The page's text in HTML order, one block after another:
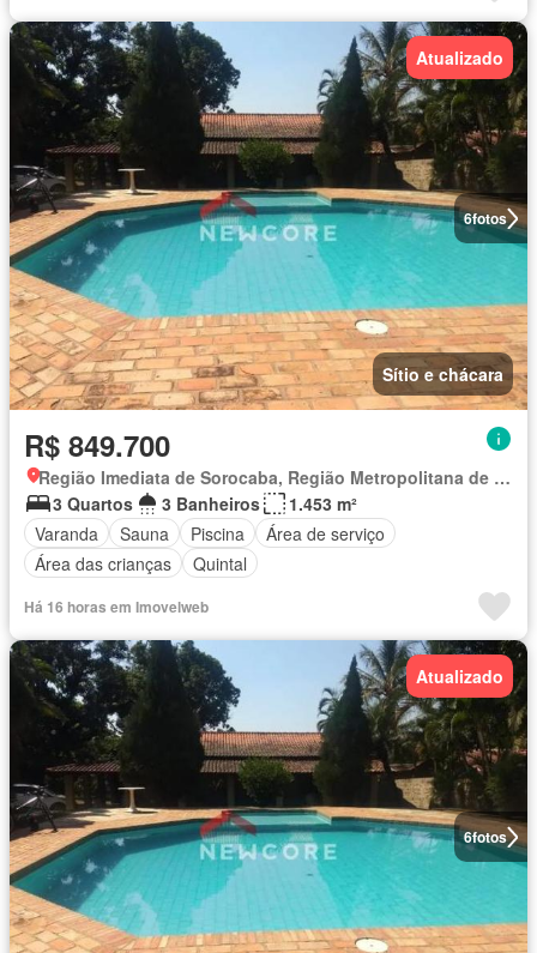
6fotos
Atualizado
Sítio e chácara
R$ 849.700
Região Imediata de Sorocaba, Região Metropolitana de Sorocaba
3 Quartos
3 Banheiros
1.453 m²
Varanda
Sauna Piscina
Área de serviço
Área das crianças
Quintal
Há 16 horas em Imovelweb
6fotos
Atualizado